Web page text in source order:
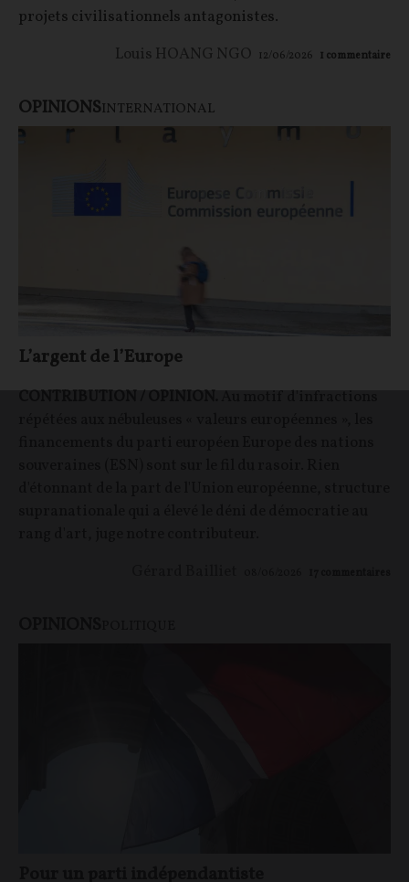
projets civilisationnels antagonistes.
Louis HOANG NGO 12/06/2026 1 commentaire
OPINIONSINTERNATIONAL
L’argent de l’Europe
CONTRIBUTION / OPINION.Au motif d'infractions